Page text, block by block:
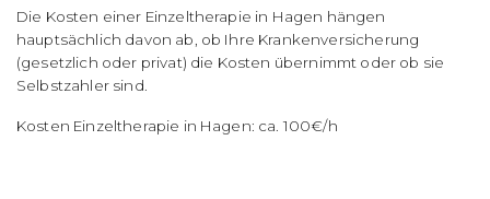
Die Kosten einer Einzeltherapie in Hagen hängen
hauptsächlich davon ab, ob Ihre Krankenversicherung
(gesetzlich oder privat) die Kosten übernimmt oder ob sie
Selbstzahler sind.
Kosten Einzeltherapie in Hagen: ca. 100€/h